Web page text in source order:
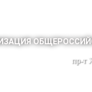
пр-т